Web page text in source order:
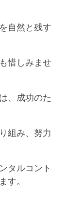
自然と残す
惜しみませ
、成功のた
組み、努力
タルコント
す。